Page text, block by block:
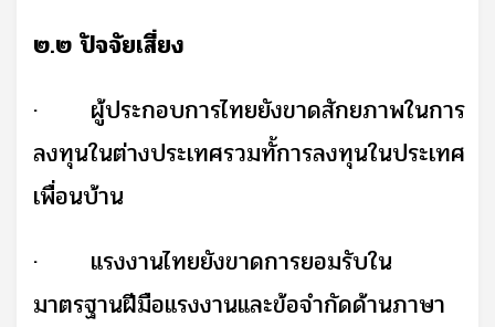
๒.๒ ปัจจัยเสี่ยง
·
ผู้ประกอบการไทยยังขาดสักยภาพในการ
ลงทุนในต่างประเทศรวมทั้การลงทุนในประเทศ
เพื่อนบ้าน
·
แรงงานไทยยังขาดการยอมรับใน
มาตรฐานฝีมือแรงงานและข้อจำกัดด้านภาษา